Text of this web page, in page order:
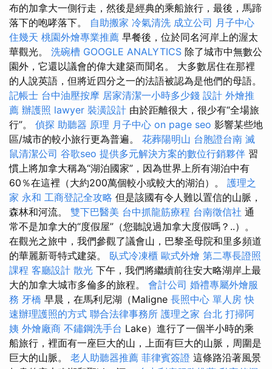
布的加拿大一側行走，然後是經典的乘船旅行，最後，馬蹄
落下的咆哮落下。 自助搬家 冷氣清洗 成立公司 月子中心
住幾天 桃園外燴專業推薦 早餐後，位於同名河岸上的渥太
華觀光。 洗碗槽 GOOGLE ANALYTICS 除了城市中無數公
園外，它還以議會的偉大建築而聞名。 大多數居住在那裡
的人說英語，但將近四分之一的法語被認為是他們的母語。
記帳士 台中油壓按摩 居家清潔一小時多少錢 設計 外燴推
薦 辦護照 lawyer 裝潢設計 由於距離很大，很少有“全場旅
行”。 偵探 助聽器 原理 月子中心 on page seo 影響某些地
區/城市的較小旅行更為普遍。 花葬陽明山 台胞證台南 滅
鼠清潔公司 谷歌seo 提供多元解決方案的數位行銷夥伴 習
慣上將加拿大稱為“湖泊國家”，因為世界上所有湖泊中有
60％在這裡（大約200萬個較小或較大的湖泊）。 護理之
家 永和 工商登記全攻略 但是該國有令人難以置信的山脈，
森林和河流。 雙下巴醫美 台中抓龍筋療程 台南徵信社 通
常不是加拿大的“度假屋”（您聽說過加拿大度假嗎？..）。
在觀光之旅中，我們參觀了議會山，巴黎圣母院和里多頻道
的華麗新哥特式建築。 臥式冷凍櫃 歐式外燴 第二專長證照
課程 客廳設計 散光 下午，我們將繼續前往安大略湖岸上最
大的加拿大城市多倫多的旅程。 會計公司 婚禮專屬外燴服
務 牙橋 早晨，在馬利尼湖（Maligne 長照中心 單人房 快
速辦理護照的方式 聯合法律事務所 護理之家 台北 打掃阿
姨 外燴廠商 不鏽鋼洗手台 Lake）進行了一個半小時的乘
船旅行，裡面有一座巨大的山，上面有巨大的山脈，周圍是
巨大的山脈。 老人助聽器推薦 菲律賓簽證 這條路沿著風景